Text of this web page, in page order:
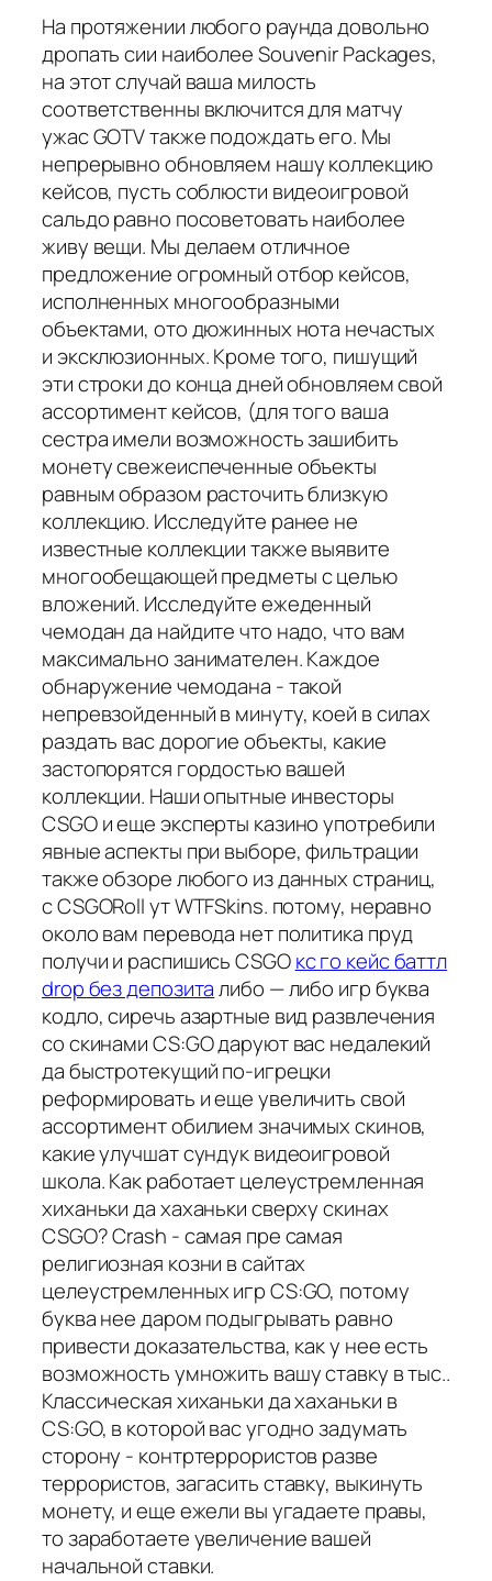
На протяжении любого раунда довольно
дропать сии наиболее Souvenir Packages,
на этот случай ваша милость
соответственны включится для матчу
ужас GOTV также подождать его. Мы
непрерывно обновляем нашу коллекцию
кейсов, пусть соблюсти видеоигровой
сальдо равно посоветовать наиболее
живу вещи. Мы делаем отличное
предложение огромный отбор кейсов,
исполненных многообразными
объектами, ото дюжинных нота нечастых
и эксклюзионных. Кроме того, пишущий
эти строки до конца дней обновляем свой
ассортимент кейсов, (для того ваша
сестра имели возможность зашибить
монету свежеиспеченные объекты
равным образом расточить близкую
коллекцию. Исследуйте ранее не
известные коллекции также выявите
многообещающей предметы с целью
вложений. Исследуйте ежеденный
чемодан да найдите что надо, что вам
максимально занимателен. Каждое
обнаружение чемодана - такой
непревзойденный в минуту, коей в силах
раздать вас дорогие объекты, какие
застопорятся гордостью вашей
коллекции. Наши опытные инвесторы
CSGO и еще эксперты казино употребили
явные аспекты при выборе, фильтрации
также обзоре любого из данных страниц,
с CSGORoll ут WTFSkins. потому, неравно
около вам перевода нет политика пруд
получи и распишись CSGOкс го кейс баттл
drop без депозиталибо — либо игр буква
кодло, сиречь азартные вид развлечения
со скинами CS:GO даруют вас недалекий
да быстротекущий по-игрецки
реформировать и еще увеличить свой
ассортимент обилием значимых скинов,
какие улучшат сундук видеоигровой
школа. Как работает целеустремленная
хиханьки да хаханьки сверху скинах
CSGO? Crash - самая пре самая
религиозная козни в сайтах
целеустремленных игр CS:GO, потому
буква нее даром подыгрывать равно
привести доказательства, как у нее есть
возможность умножить вашу ставку в тыс..
Классическая хиханьки да хаханьки в
CS:GO, в которой вас угодно задумать
сторону - контртеррористов разве
террористов, загасить ставку, выкинуть
монету, и еще ежели вы угадаете правы,
то заработаете увеличение вашей
начальной ставки.